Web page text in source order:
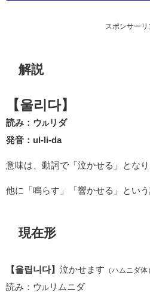
スポンサーリ
解説
【울리다】
読み：ウルリダ
発音：ul-li-da
意味は、動詞で「泣かせる」となり
他に「鳴らす」「響かせる」という
現在形
【울립니다】 泣かせます （ハムニダ体
読み：ウ ル リムニダ